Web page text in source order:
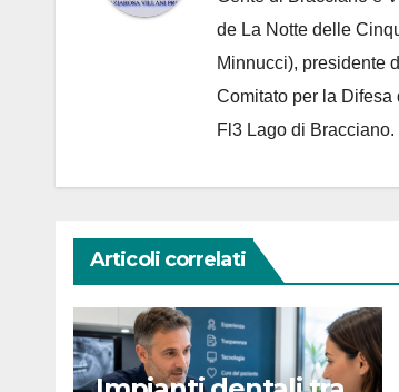
de La Notte delle
Minnucci), presidente
Comitato per la
Fl3 Lago di
Articoli correlati